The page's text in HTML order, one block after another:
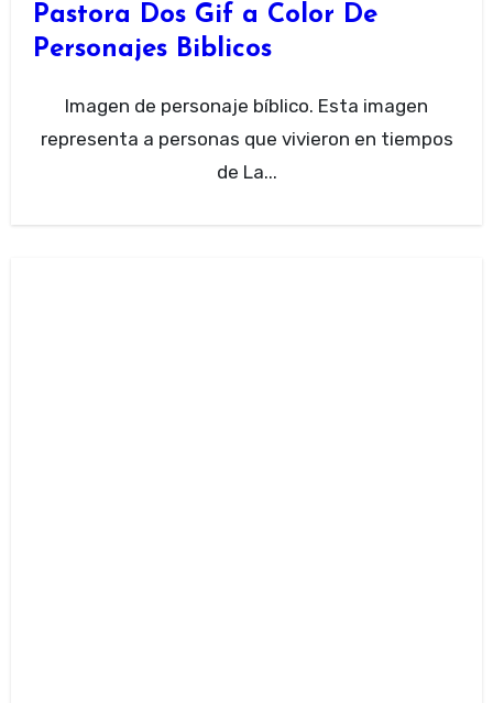
Pastora Dos Gif a Color De
Personajes Biblicos
Imagen de personaje bíblico. Esta imagen
representa a personas que vivieron en tiempos
de La...